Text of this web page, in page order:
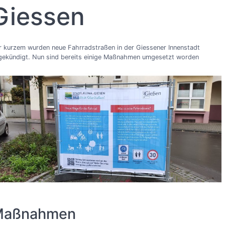
kurzem wurden neue Fahrradstraßen in der Giessener Innenstadt
Nun sind bereits einige Maßnahmen umgesetzt worden